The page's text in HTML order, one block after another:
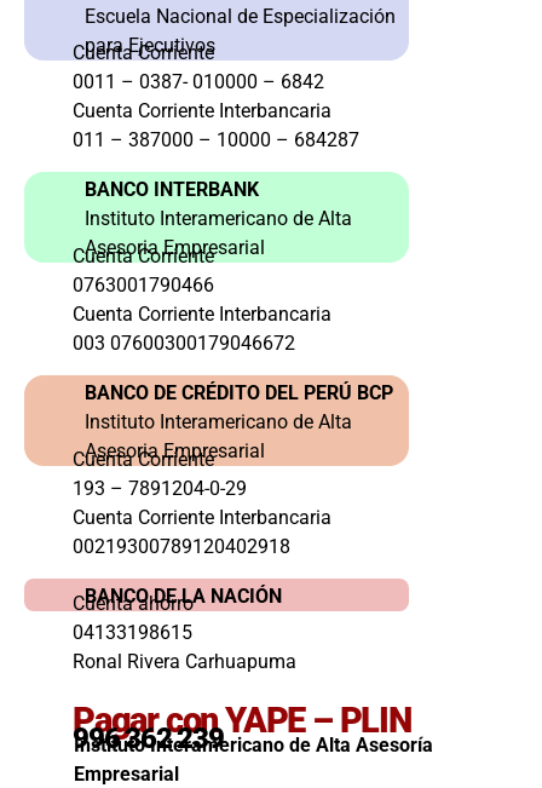
Escuela Nacional de Especialización
para Ejecutivos
Cuenta Corriente
0011 – 0387- 010000 – 6842
Cuenta Corriente Interbancaria
011 – 387000 – 10000 – 684287
BANCO INTERBANK
Instituto Interamericano de Alta
Asesoria Empresarial
Cuenta Corriente
0763001790466
Cuenta Corriente Interbancaria
003 07600300179046672
BANCO DE CRÉDITO DEL PERÚ BCP
Instituto Interamericano de Alta
Asesoria Empresarial
Cuenta Corriente
193 – 7891204-0-29
Cuenta Corriente Interbancaria
00219300789120402918
BANCO DE LA NACIÓN
Cuenta ahorro
04133198615
Ronal Rivera Carhuapuma
Pagar con YAPE – PLIN
996 362 239
Instituto Interamericano de Alta Asesoría
Empresarial